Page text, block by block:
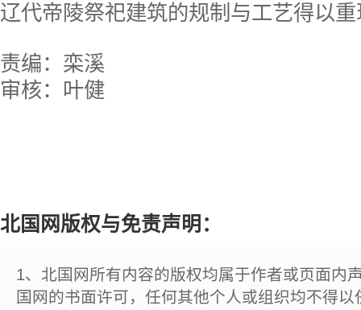
辽代帝陵祭祀建筑的规制与工艺得以
责编：栾溪
审核：叶健
北国网版权与免责声明：
1、北国网所有内容的版权均属于作者或页面内
国网的书面许可，任何其他个人或组织均不得